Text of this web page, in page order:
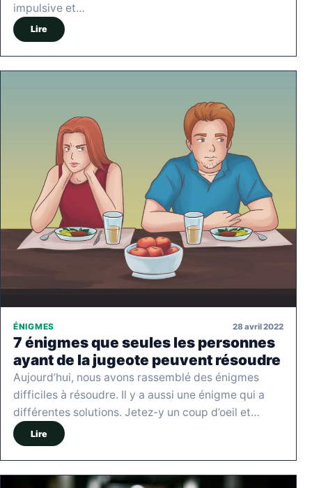
impulsive et…
Lire
ÉNIGMES 28 avril 2022
7 énigmes que seules les personnes
ayant de la jugeote peuvent résoudre
Aujourd’hui, nous avons rassemblé des énigmes
difficiles à résoudre. Il y a aussi une énigme qui a
différentes solutions. Jetez-y un coup d’oeil et…
Lire